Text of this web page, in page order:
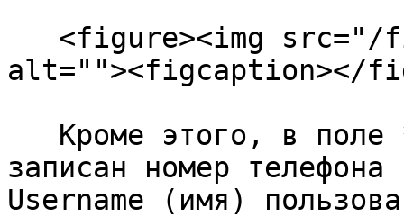
alt=""><figcaption></
записан номер
Username (имя)